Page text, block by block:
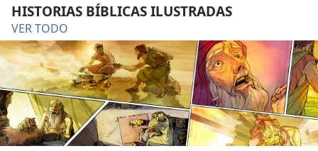
HISTORIAS BÍBLICAS ILUSTRADAS
VER TODO